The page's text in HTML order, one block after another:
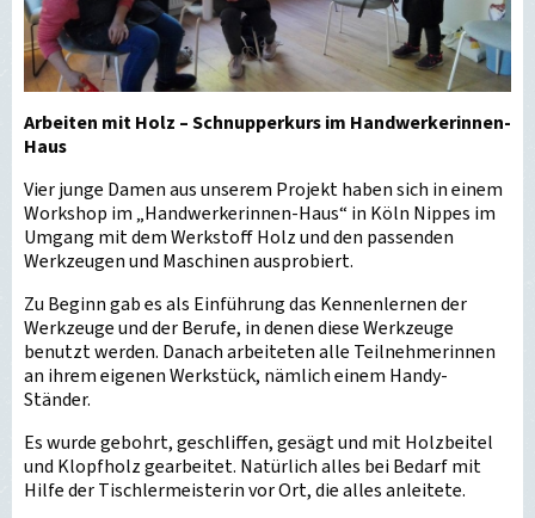
Arbeiten mit Holz – Schnupperkurs im Handwerkerinnen-
Haus
Vier junge Damen aus unserem Projekt haben sich in einem
Workshop im „Handwerkerinnen-Haus“ in Köln Nippes im
Umgang mit dem Werkstoff Holz und den passenden
Werkzeugen und Maschinen ausprobiert.
Zu Beginn gab es als Einführung das Kennenlernen der
Werkzeuge und der Berufe, in denen diese Werkzeuge
benutzt werden. Danach arbeiteten alle Teilnehmerinnen
an ihrem eigenen Werkstück, nämlich einem Handy-
Ständer.
Es wurde gebohrt, geschliffen, gesägt und mit Holzbeitel
und Klopfholz gearbeitet. Natürlich alles bei Bedarf mit
Hilfe der Tischlermeisterin vor Ort, die alles anleitete.